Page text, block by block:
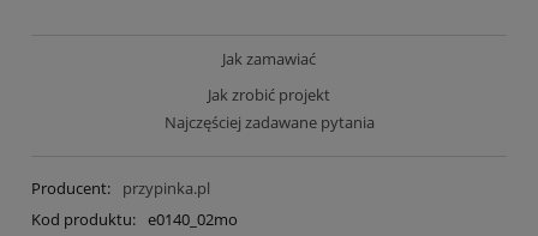
Jak zamawiać
Jak zrobić projekt
Najczęściej zadawane pytania
Producent:
przypinka.pl
Kod produktu: e0140_02mo